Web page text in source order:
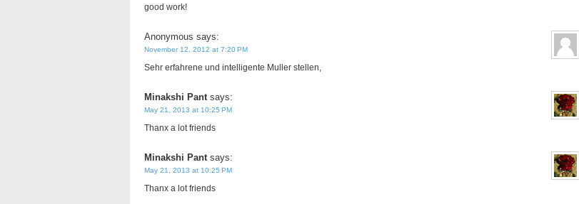
good work!
Anonymous says:
November 12, 2012 at 7:20 PM
Sehr erfahrene und intelligente Muller stellen,
Minakshi Pant says:
May 21, 2013 at 10:25 PM
Thanx a lot friends
Minakshi Pant says:
May 21, 2013 at 10:25 PM
Thanx a lot friends